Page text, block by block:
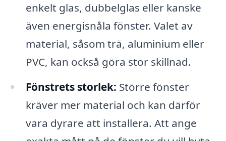
enkelt glas, dubbelglas eller kanske
även energisnåla fönster. Valet av
material, såsom trä, aluminium eller
PVC, kan också göra stor skillnad.
Fönstrets storlek: Större fönster
kräver mer material och kan därför
vara dyrare att installera. Att ange